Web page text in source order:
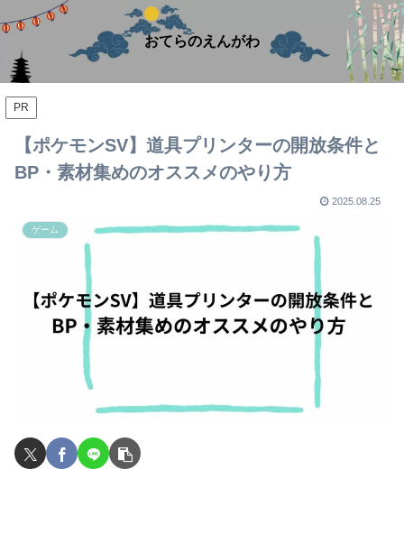
おてらのえんがわ
PR
【ポケモンSV】道具プリンターの開放条件と
BP・素材集めのオススメのやり方
2025.08.25
ゲーム